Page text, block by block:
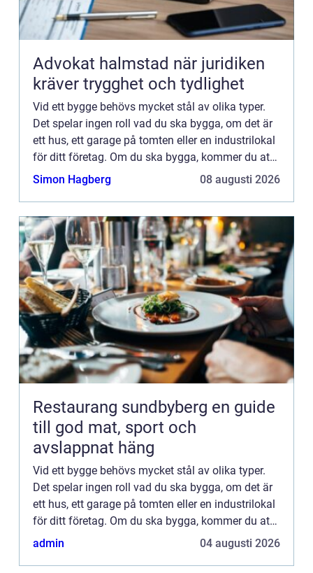
Advokat halmstad när juridiken
kräver trygghet och tydlighet
Vid ett bygge behövs mycket stål av olika typer.
Det spelar ingen roll vad du ska bygga, om det är
ett hus, ett garage på tomten eller en industrilokal
för ditt företag. Om du ska bygga, kommer du att
behöva k&oum...
Simon Hagberg 08 augusti 2026
Restaurang sundbyberg en guide
till god mat, sport och
avslappnat häng
Vid ett bygge behövs mycket stål av olika typer.
Det spelar ingen roll vad du ska bygga, om det är
ett hus, ett garage på tomten eller en industrilokal
för ditt företag. Om du ska bygga, kommer du att
behöva k&oum...
admin 04 augusti 2026